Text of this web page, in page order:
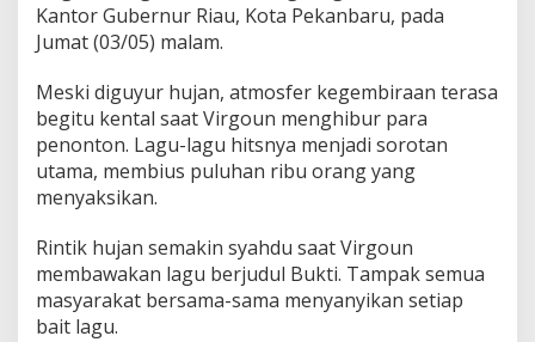
2
4
i
r
g
o
u
s
Kantor Gubernur Riau, Kota Pekanbaru, pada
Jumat (03/05) malam.
Meski diguyur hujan, atmosfer kegembiraan terasa
begitu kental saat Virgoun menghibur para
penonton. Lagu-lagu hitsnya menjadi sorotan
utama, membius puluhan ribu orang yang
menyaksikan.
Rintik hujan semakin syahdu saat Virgoun
membawakan lagu berjudul Bukti. Tampak semua
masyarakat bersama-sama menyanyikan setiap
bait lagu.